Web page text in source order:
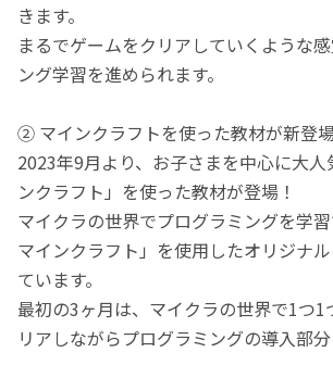
きます。
まるでゲームをクリアしていくような
ング学習を進められます。
② マインクラフトを使った教材が新登場
2023年9月より、お子さまを中心に大
ンクラフト」を使った教材が登場！
マイクラの世界でプログラミングを学
マインクラフト」を使用したオリジナ
ています。
最初の3ヶ月は、マイクラの世界で1つ1
リアしながらプログラミングの導入部分